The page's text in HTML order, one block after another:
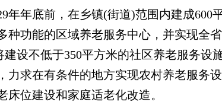
年底前，在乡镇(街道)范围内建成600
种功能的区域养老服务中心，并实现全
设不低于350平方米的社区养老服务设
力求在有条件的地方实现农村养老服务
位建设和家庭适老化改造。